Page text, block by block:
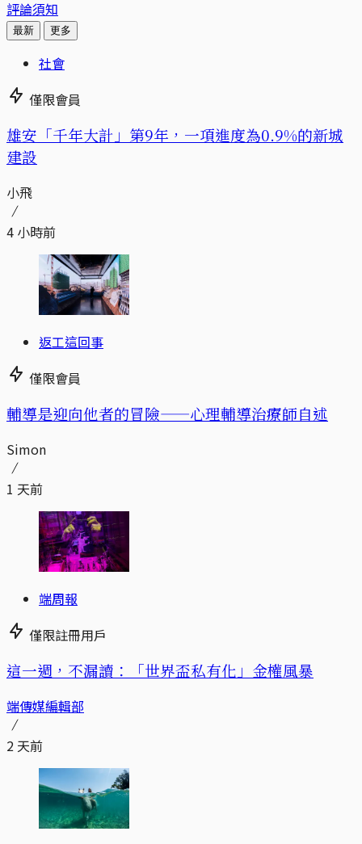
評論須知
最新 更多
社會
僅限會員
​​雄安「千年大計」第9年，一項進度為0.9%的新城
建設
小飛
4 小時前
返工這回事
僅限會員
輔導是迎向他者的冒險——心理輔導治療師自述
Simon
1 天前
端周報
僅限註冊用戶
這一週，不漏讀：「世界盃私有化」金權風暴
端傳媒編輯部
2 天前